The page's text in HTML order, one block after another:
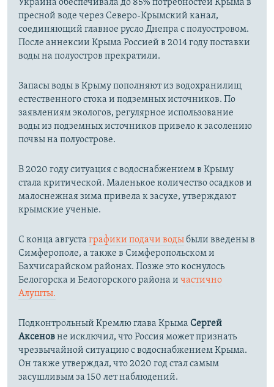
Украина обеспечивала до 85% потребностей Крыма в
пресной воде через Северо-Крымский канал,
соединяющий главное русло Днепра с полуостровом.
После аннексии Крыма Россией в 2014 году поставки
воды на полуостров прекратили.
Запасы воды в Крыму пополняют из водохранилищ
естественного стока и подземных источников. По
заявлениям экологов, регулярное использование
воды из подземных источников привело к засолению
почвы на полуострове.
В 2020 году ситуация с водоснабжением в Крыму
стала критической. Маленькое количество осадков и
малоснежная зима привела к засухе, утверждают
крымские ученые.
С конца августа графики подачи водыбыли введены в
Симферополе, а также в Симферопольском и
Бахчисарайском районах. Позже это коснулось
Белогорска и Белогорского района и частично
Алушты.
Подконтрольный Кремлю глава Крыма Сергей
Аксеновне исключил, что Россия может признать
чрезвычайной ситуацию с водоснабжением Крыма.
Он также утверждал, что 2020 год стал самым
засушливым за 150 лет наблюдений.​